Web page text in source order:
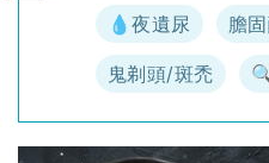
💧夜遺尿 膽
鬼剃頭/斑禿